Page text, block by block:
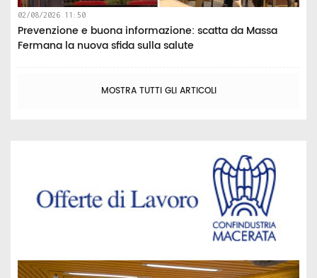
02/08/2026 11:50
Prevenzione e buona informazione: scatta da Massa
Fermana la nuova sfida sulla salute
MOSTRA TUTTI GLI ARTICOLI